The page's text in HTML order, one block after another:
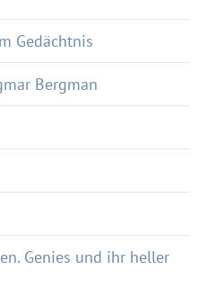
Gedächtnis
Bergman
Genies und ihr heller